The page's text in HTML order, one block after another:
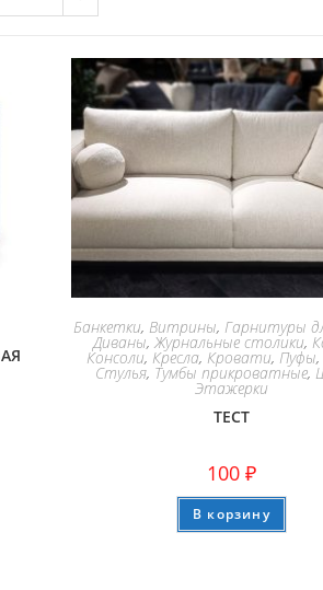
Банкетки, Витрины, Гарнитуры
Диваны, Журнальные столики,
Консоли, Кресла, Кровати, Пуфы,
Стулья, Тумбы прикроватные,
Этажерки
ТЕСТ
100 ₽
В корзину